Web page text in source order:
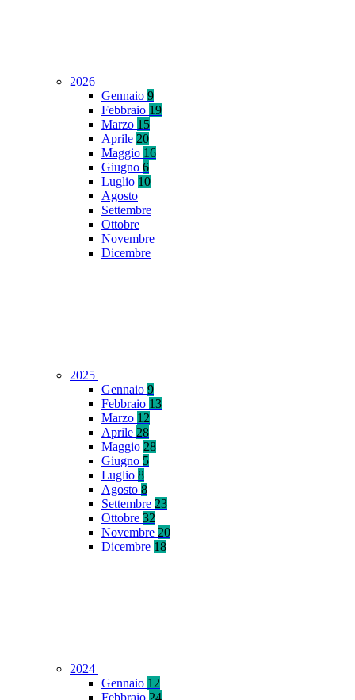
2026
Gennaio 9
Febbraio 19
Marzo 15
Aprile 20
Maggio 16
Giugno 6
Luglio 10
Agosto
Settembre
Ottobre
Novembre
Dicembre
2025
Gennaio 9
Febbraio 13
Marzo 12
Aprile 28
Maggio 28
Giugno 5
Luglio 8
Agosto 8
Settembre 23
Ottobre 32
Novembre 20
Dicembre 18
2024
Gennaio 12